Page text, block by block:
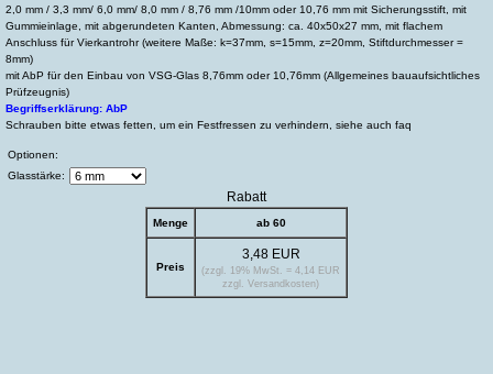
2,0 mm / 3,3 mm/ 6,0 mm/ 8,0 mm / 8,76 mm /10mm oder 10,76 mm mit Sicherungsstift, mit
Gummieinlage, mit abgerundeten Kanten, Abmessung: ca. 40x50x27 mm, mit flachem
Anschluss für Vierkantrohr (weitere Maße: k=37mm, s=15mm, z=20mm, Stiftdurchmesser =
8mm)
mit AbP für den Einbau von VSG-Glas 8,76mm oder 10,76mm (Allgemeines bauaufsichtliches
Prüfzeugnis)
Begriffserklärung: AbP
Schrauben bitte etwas fetten, um ein Festfressen zu verhindern, siehe auch faq
Optionen:
Glasstärke:
Rabatt
Menge ab 60
Preis
3,48 EUR
(zzgl. 19% MwSt. = 4,14 EUR
zzgl. Versandkosten)